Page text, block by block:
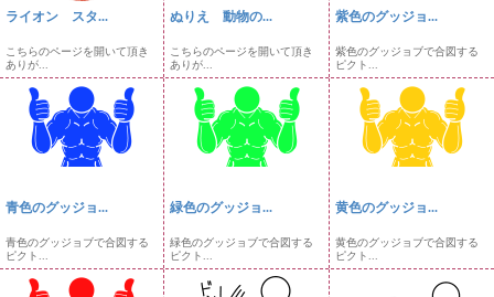
ライオン スタ...
こちらのページを開いて頂き
ありが...
ぬりえ 動物の...
こちらのページを開いて頂き
ありが...
紫色のグッジョ...
紫色のグッジョブで合図する
ピクト...
青色のグッジョ...
青色のグッジョブで合図する
ピクト...
緑色のグッジョ...
緑色のグッジョブで合図する
ピクト...
黄色のグッジョ...
黄色のグッジョブで合図する
ピクト...